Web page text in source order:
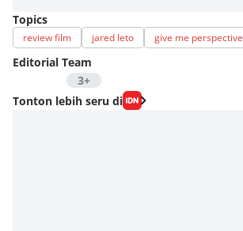
Topics
review film jared leto give me perspective
Editorial Team
3+
Editor
Fahrul Razi Uni Nurullah
Tonton lebih seru di